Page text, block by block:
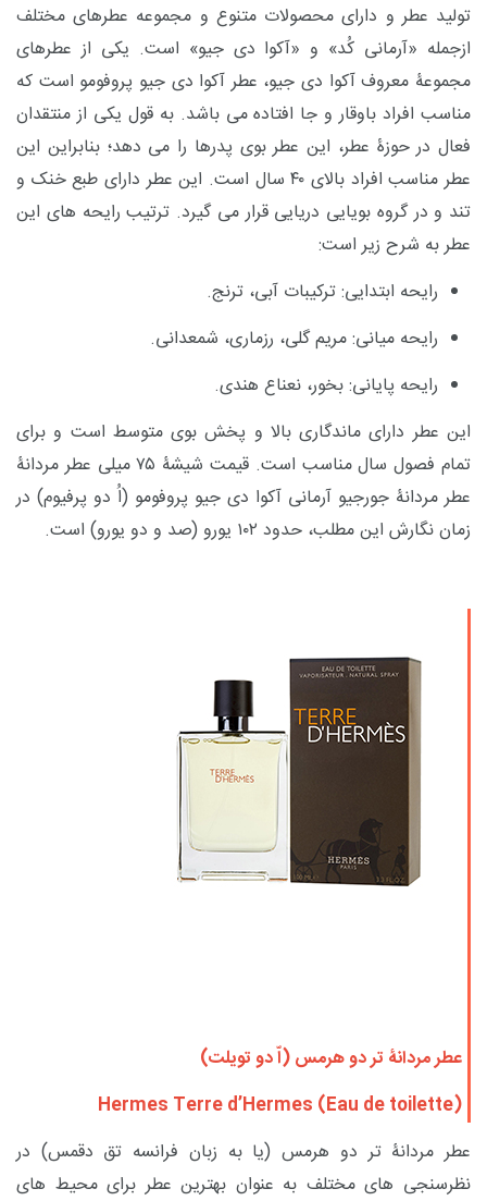
تولید عطر و دارای محصولات متنوع و مجموعه عطرهای مختلف
ازجمله «آرمانی کُد» و «آکوا دی جیو» است. یکی از عطرهای
مجموعۀ معروف آکوا دی جیو، عطر آکوا دی جیو پروفومو است که
مناسب افراد باوقار و جا افتاده می باشد. به قول یکی از منتقدان
فعال در حوزۀ عطر، این عطر بوی پدرها را می دهد؛ بنابراین این
عطر مناسب افراد بالای ۴۰ سال است. این عطر دارای طبع خنک و
تند و در گروه بویایی دریایی قرار می گیرد. ترتیب رایحه های این
عطر به شرح زیر است:
رایحه ابتدایی: ترکیبات آبی، ترنج.
رایحه میانی: مریم گلی، رزماری، شمعدانی.
رایحه پایانی: بخور، نعناع هندی.
این عطر دارای ماندگاری بالا و پخش بوی متوسط است و برای
تمام فصول سال مناسب است. قیمت شیشۀ ۷۵ میلی عطر مردانۀ
عطر مردانۀ جورجیو آرمانی آکوا دی جیو پروفومو (اُ دو پرفیوم) در
زمان نگارش این مطلب، حدود ۱۰۲ یورو (صد و دو یورو) است.
عطر مردانۀ تر دو هرمس (اّ دو تویلت)
Hermes Terre d’Hermes (Eau de toilette)
عطر مردانۀ تر دو هرمس (یا به زبان فرانسه تق دقمس) در
نظرسنجی های مختلف به عنوان بهترین عطر برای محیط های